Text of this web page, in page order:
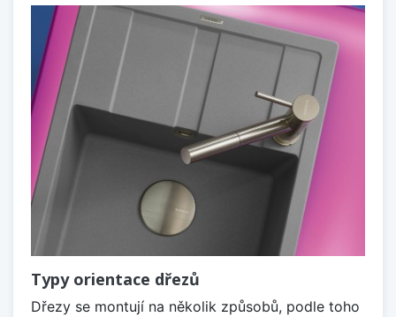
Typy orientace dřezů
Dřezy se montují na několik způsobů, podle toho